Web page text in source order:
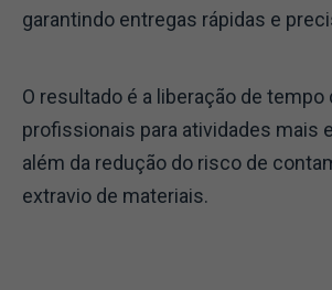
garantindo entregas rápidas e
O resultado é a liberação de tempo
profissionais para atividades mais
além da redução do risco de
extravio de materiais.